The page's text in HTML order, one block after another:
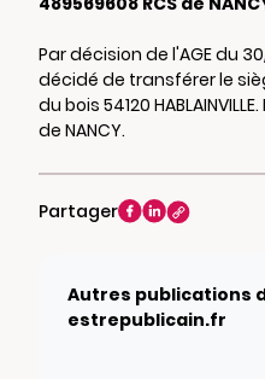
Par décision de l'AGE du
décidé de transférer le
du bois 54120
de NANCY.
Partager
Autres publications
estrepublicain.fr